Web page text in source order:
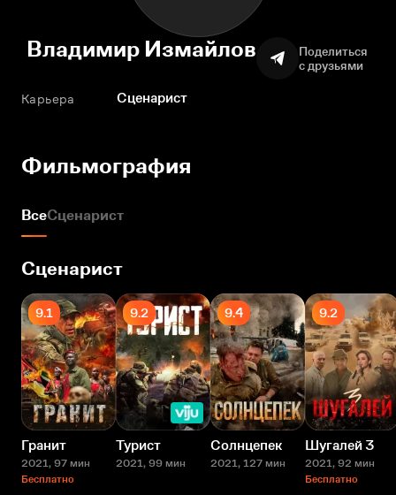
Владимир Измайлов
Поделиться
с друзьями
Карьера Сценарист
Фильмография
ВсеСценарист
Сценарист
9.1
Гранит
2021, 97 мин
Бесплатно
9.2
Турист
2021, 99 мин
9.4
Солнцепек
2021, 127 мин
9.2
Шугалей 3
2021, 92 мин
Бесплатно